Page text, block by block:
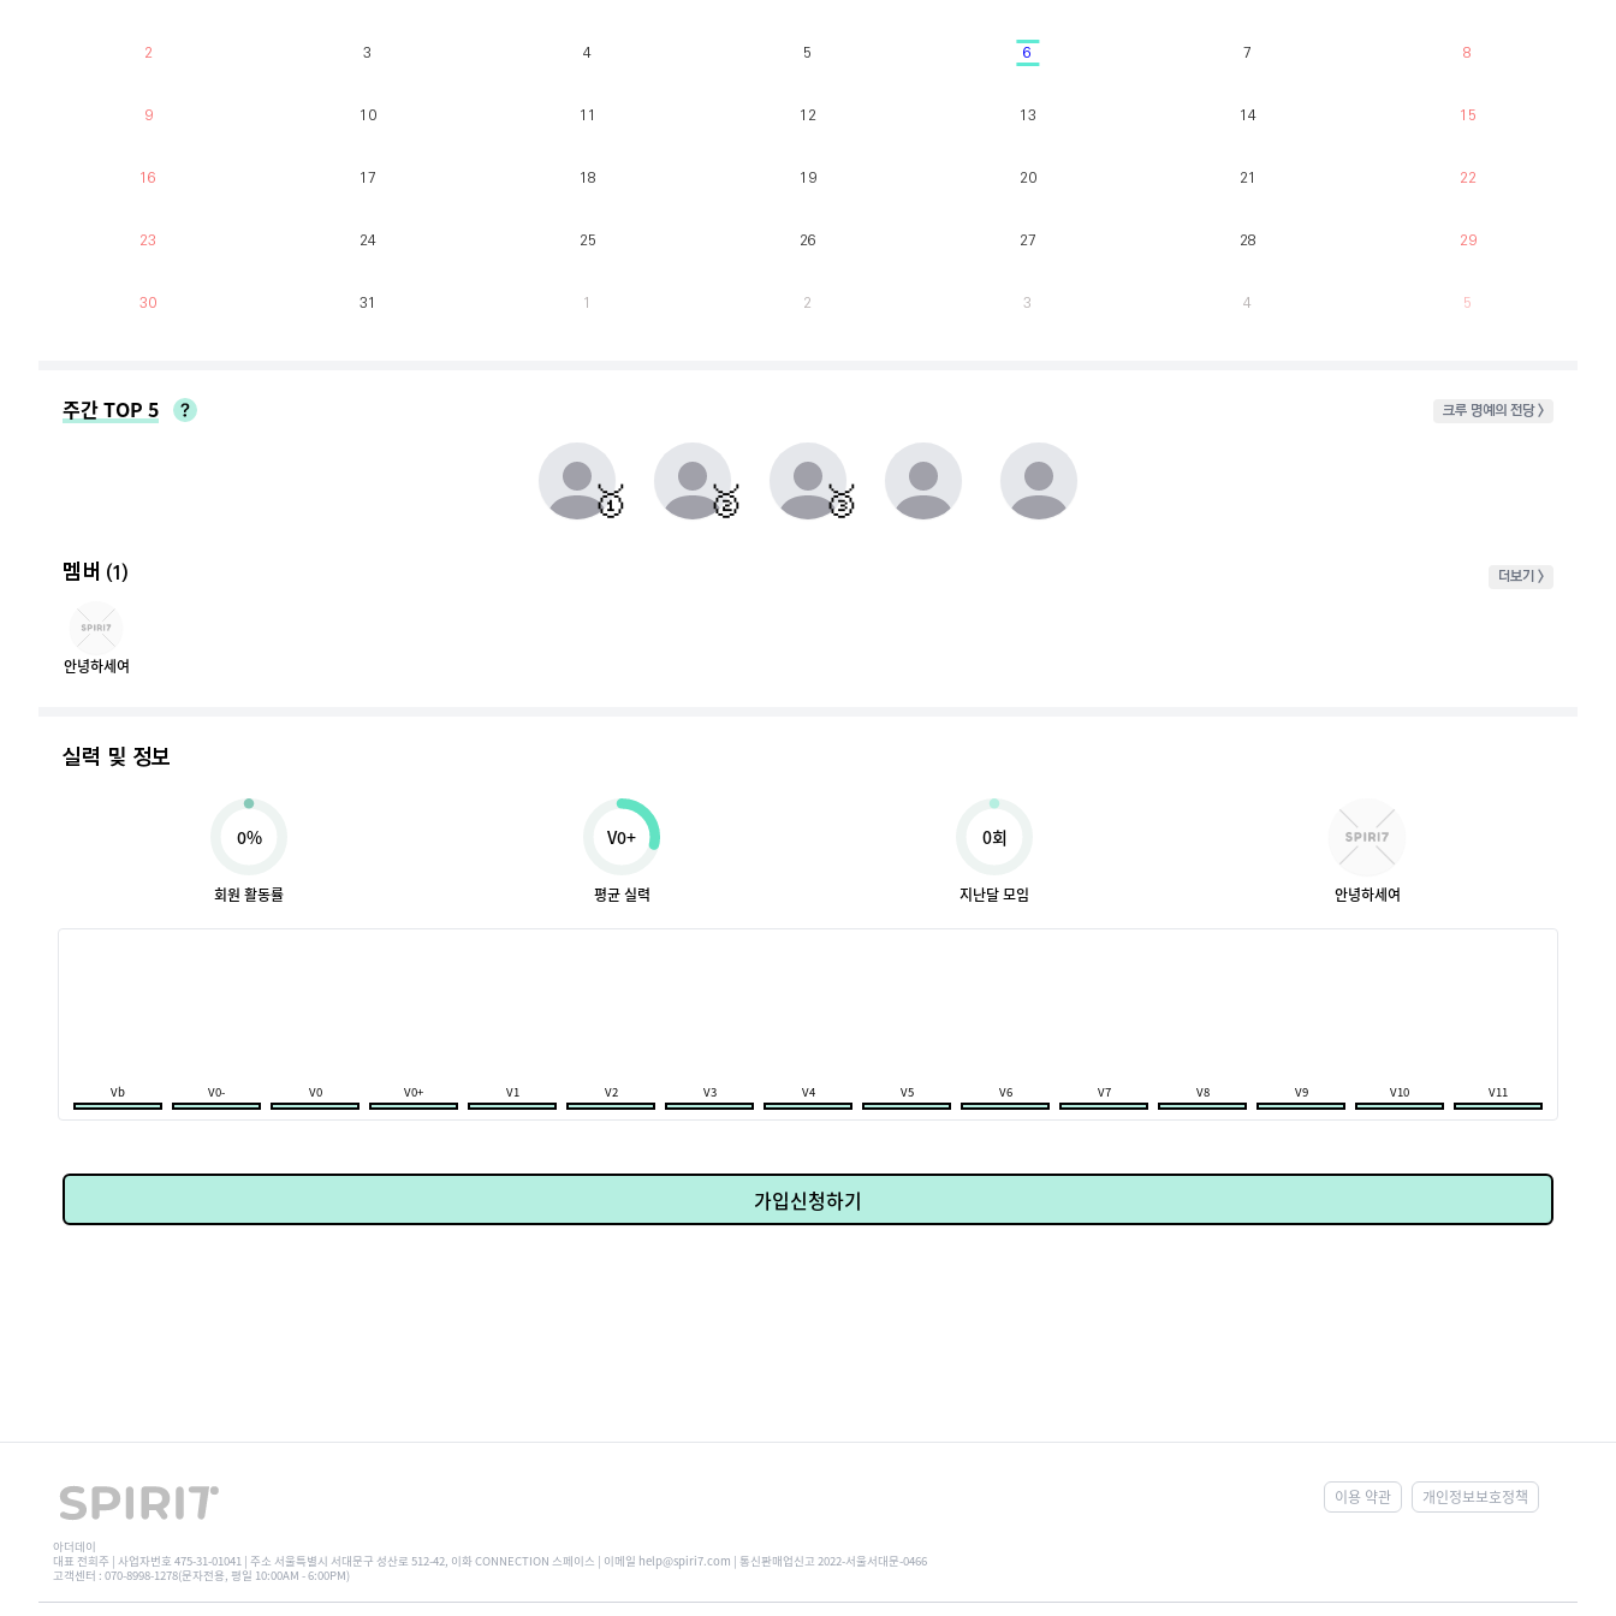
2 3 4 5 6 7 8
9 10 11 12 13 14 15
16 17 18 19 20 21 22
23 24 25 26 27 28 29
30 31 1 2 3 4 5
주간 TOP 5 크루 명예의 전당 >
매주 월요일부터 일요일까지 가장 클라이밍 시간이 많은 유저를 실시간으로 반영.
동점자 처리방식 : 클라이밍 횟수가 많은 순
🥇 🥈 🥉
멤버 (1) 더보기 >
안녕하세여
실력 및 정보
0%
회원 활동률
V0+
평균 실력
0회
지난달 모임 안녕하세여
Vb V0- V0 V0+ V1 V2 V3 V4 V5 V6 V7 V8 V9 V10 V11
가입신청하기
이용 약관 개인정보보호정책
아더데이
대표 전희주 | 사업자번호 475-31-01041 | 주소 서울특별시 서대문구 성산로 512-42, 이화 CONNECTION 스페이스 | 이메일 help@spiri7.com | 통신판매업신고 2022-서울서대문-0466
고객센터 : 070-8998-1278(문자전용, 평일 10:00AM - 6:00PM)